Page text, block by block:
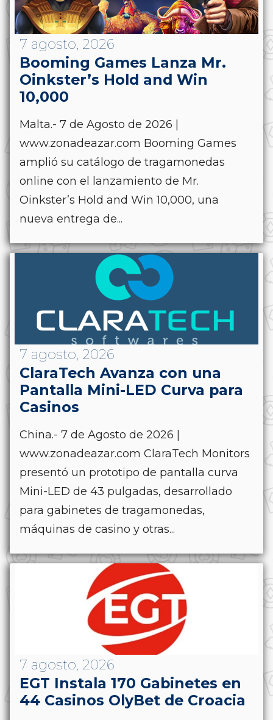
7 agosto, 2026
Booming Games Lanza Mr.
Oinkster’s Hold and Win
10,000
Malta.- 7 de Agosto de 2026 |
www.zonadeazar.com Booming Games
amplió su catálogo de tragamonedas
online con el lanzamiento de Mr.
Oinkster’s Hold and Win 10,000, una
nueva entrega de...
7 agosto, 2026
ClaraTech Avanza con una
Pantalla Mini-LED Curva para
Casinos
China.- 7 de Agosto de 2026 |
www.zonadeazar.com ClaraTech Monitors
presentó un prototipo de pantalla curva
Mini-LED de 43 pulgadas, desarrollado
para gabinetes de tragamonedas,
máquinas de casino y otras...
7 agosto, 2026
EGT Instala 170 Gabinetes en
44 Casinos OlyBet de Croacia